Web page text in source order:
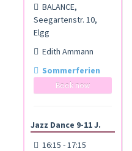
BALANCE,
Seegartenstr. 10,
Elgg
Edith Ammann
Sommerferien
Book now
Jazz Dance 9-11 J.
16:15 - 17:15